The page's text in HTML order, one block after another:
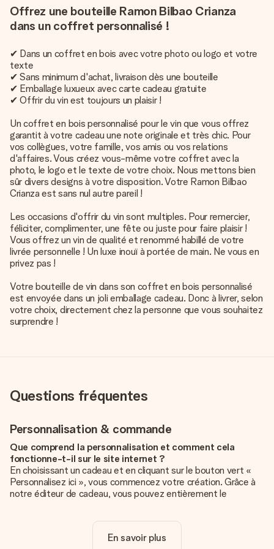
Offrez une bouteille Ramon Bilbao Crianza
dans un coffret personnalisé !
✔ Dans un coffret en bois avec votre photo ou logo et votre
texte
✔ Sans minimum d'achat, livraison dès une bouteille
✔ Emballage luxueux avec carte cadeau gratuite
✔ Offrir du vin est toujours un plaisir !
Un coffret en bois personnalisé pour le vin que vous offrez
garantit à votre cadeau une note originale et très chic. Pour
vos collègues, votre famille, vos amis ou vos relations
d'affaires. Vous créez vous-même votre coffret avec la
photo, le logo et le texte de votre choix. Nous mettons bien
sûr divers designs à votre disposition. Votre Ramon Bilbao
Crianza est sans nul autre pareil !
Les occasions d'offrir du vin sont multiples. Pour remercier,
féliciter, complimenter, une fête ou juste pour faire plaisir !
Vous offrez un vin de qualité et renommé habillé de votre
livrée personnelle ! Un luxe inouï à portée de main. Ne vous en
privez pas !
Votre bouteille de vin dans son coffret en bois personnalisé
est envoyée dans un joli emballage cadeau. Donc à livrer, selon
votre choix, directement chez la personne que vous souhaitez
surprendre !
Questions fréquentes
Personnalisation & commande
Que comprend la personnalisation et comment cela
fonctionne-t-il sur le site internet ?
En choisissant un cadeau et en cliquant sur le bouton vert «
Personnalisez ici », vous commencez votre création. Grâce à
notre éditeur de cadeau, vous pouvez entièrement le
unique pour ajouter une touche finale à votre cadeau.
En savoir plus